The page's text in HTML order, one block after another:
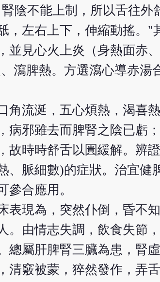
陰不能上制，所以舌往
，左右上下，伸縮動搖。"
並見心火上炎（身熱面赤
瀉脾熱。方選瀉心導赤湯
角流涎，五心煩熱，渴喜
病邪雖去而脾腎之陰已虧
故時時舒舌以圚緩解。辨
、脈細數)的症狀。治宜健
參合應用。
表現為，突然仆倒，昏不
。由情志失調，飲食失節
總屬肝脾腎三臟為患，腎
清竅被蒙，猝然發作，弄